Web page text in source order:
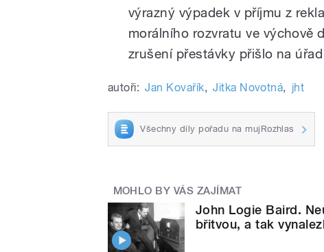
výrazný výpadek v příjmu z
morálního rozvratu ve výchově
zrušení přestávky přišlo na
autoři: Jan Kovařík, Jitka Novotná, jht
Všechny díly pořadu na mujRozhlas
MOHLO BY VÁS ZAJÍMAT
John Logie Baird.
břitvou, a tak